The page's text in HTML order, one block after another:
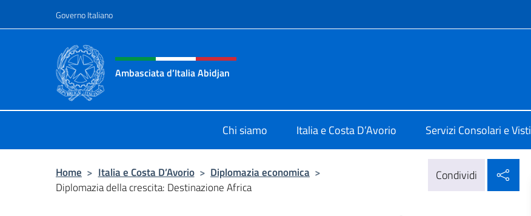
Governo Italiano
Intestazione sito, social e menù
Ambasciata d’Italia Abidjan
Chi siamo Italia e Costa D’Avorio Servizi Consolari e Visti
Home > Italia e Costa D’Avorio > Diplomazia economica >
Diplomazia della crescita: Destinazione Africa
Condividi